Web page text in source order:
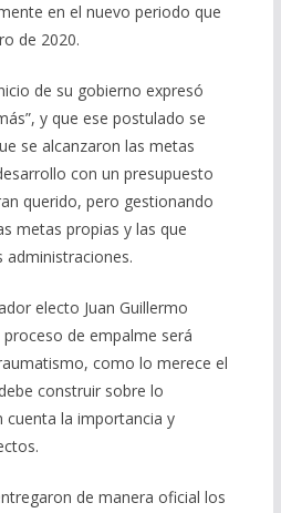
en el nuevo periodo que
de 2020.
de su gobierno expresó
y que ese postulado se
se alcanzaron las metas
con un presupuesto
querido, pero gestionando
metas propias y las que
administraciones.
electo Juan Guillermo
de empalme será
como lo merece el
construir sobre lo
la importancia y
de manera oficial los